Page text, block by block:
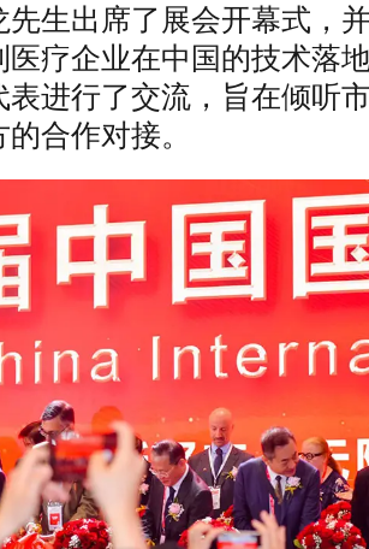
先生出席了展会开幕式，
医疗企业在中国的技术落
表进行了交流，旨在倾听
合作对接。